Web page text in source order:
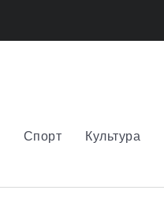
Спорт Культура